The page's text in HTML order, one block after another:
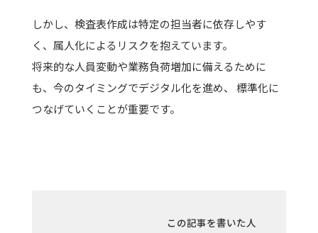
しかし、検査表作成は特定の担当者に依存しやす
く、属人化によるリスクを抱えています。
将来的な人員変動や業務負荷増加に備えるために
も、今のタイミングでデジタル化を進め、 標準化に
つなげていくことが重要です。
この記事を書いた人